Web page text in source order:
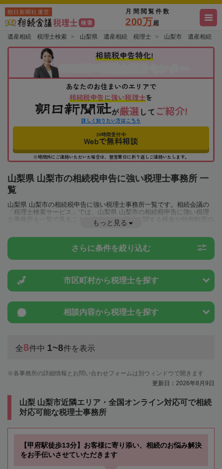
朝日新聞社運営 月間閲覧件数
200万超
遺産相続 税理士検索 山梨県 遺産相続 税理士 山梨市 遺産相続
相続税申告特化!
あなたのお住まいのエリアで
相続税申告に強い税理士を
が厳選 して ご紹介!
詳しく知りたい方はこちら
24時間受付中
Webで無料相談
※時間外にご連絡いただいた場合は、翌営業日に折り返しご連絡いたします。
山梨県 山梨市の相続税申告に強い税理士事務所 一
覧
山梨県 山梨市の相続税申告に強い税理士事務所一覧です。相続会議の
「税理士検索サービス」では、山梨県 山梨市の相続税申告に強い税理
士事務所を一覧で見ることが出来ます。相続に関する税金や特例制度の
ことは一度近隣の税理士に相談してみましょう。
もっと見る
さらに条件を絞り込む
市区町村から税理士を探す
相談内容から税理士を探す
全8件中 1~8件を表示
各事務所の詳細情報とお問い合わせフォームは別ウィンドウで開きます
更新日：2026年8月9日
山梨 山梨市近隣エリア・全国オンライン対応可で相続
対応可能な税理士事務所
【甲府駅徒歩13分】お客様に寄り添い、相続のお悩み解決
をお手伝いさせていただきます